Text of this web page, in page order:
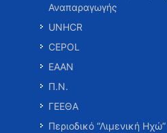
Αναπαραγωγής
UNHCR
CEPOL
ΕΑΑΝ
Π.Ν.
ΓΕΕΘΑ
Περιοδικό “Λιμενική Ηχώ”